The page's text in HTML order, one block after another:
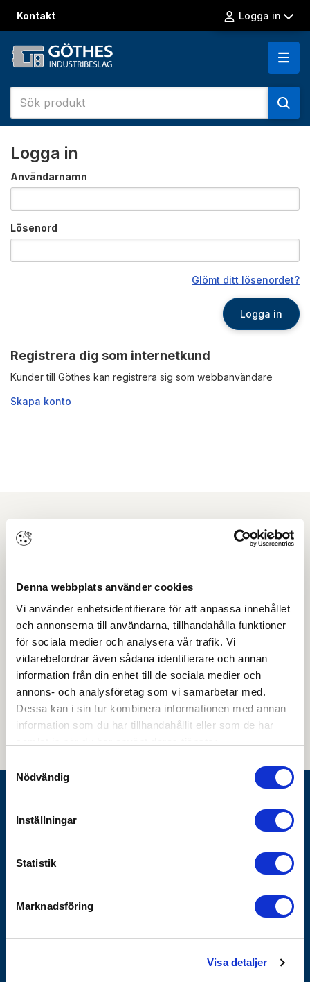
Denna webbplats använder cookies
Vi använder enhetsidentifierare för att anpassa innehållet
och annonserna till användarna, tillhandahålla funktioner
för sociala medier och analysera vår trafik. Vi
vidarebefordrar även sådana identifierare och annan
information från din enhet till de sociala medier och
annons- och analysföretag som vi samarbetar med.
Dessa kan i sin tur kombinera informationen med annan
information som du har tillhandahållit eller som de har
Nödvändig
Inställningar
Statistik
Marknadsföring
Visa detaljer
Kontakt Logga in
Logga in
Användarnamn
Lösenord
Glömt ditt lösenordet?
Logga in
Registrera dig som internetkund
Kunder till Göthes kan registrera sig som webbanvändare
Skapa konto
Nyhetsbrev
Prenumerera på vårt nyhetsbrev och få tips,
guider och senaste nytt direkt i din inkorg.
nyhetsbrev så accepterar du innehållet i vårintegritetspolicy. Du kan hitta
tidigare nyhetsbrev
Box 1928